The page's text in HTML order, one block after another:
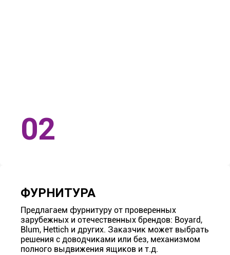
ФУРНИТУРА
Предлагаем фурнитуру от проверенных
зарубежных и отечественных брендов: Boyard,
Blum, Hettich и других. Заказчик может выбрать
решения с доводчиками или без, механизмом
полного выдвижения ящиков и т.д.